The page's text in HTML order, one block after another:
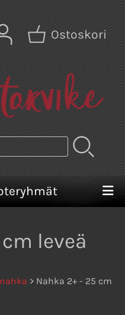
Ostoskori
leveä
> Nahka 2+ - 25 cm